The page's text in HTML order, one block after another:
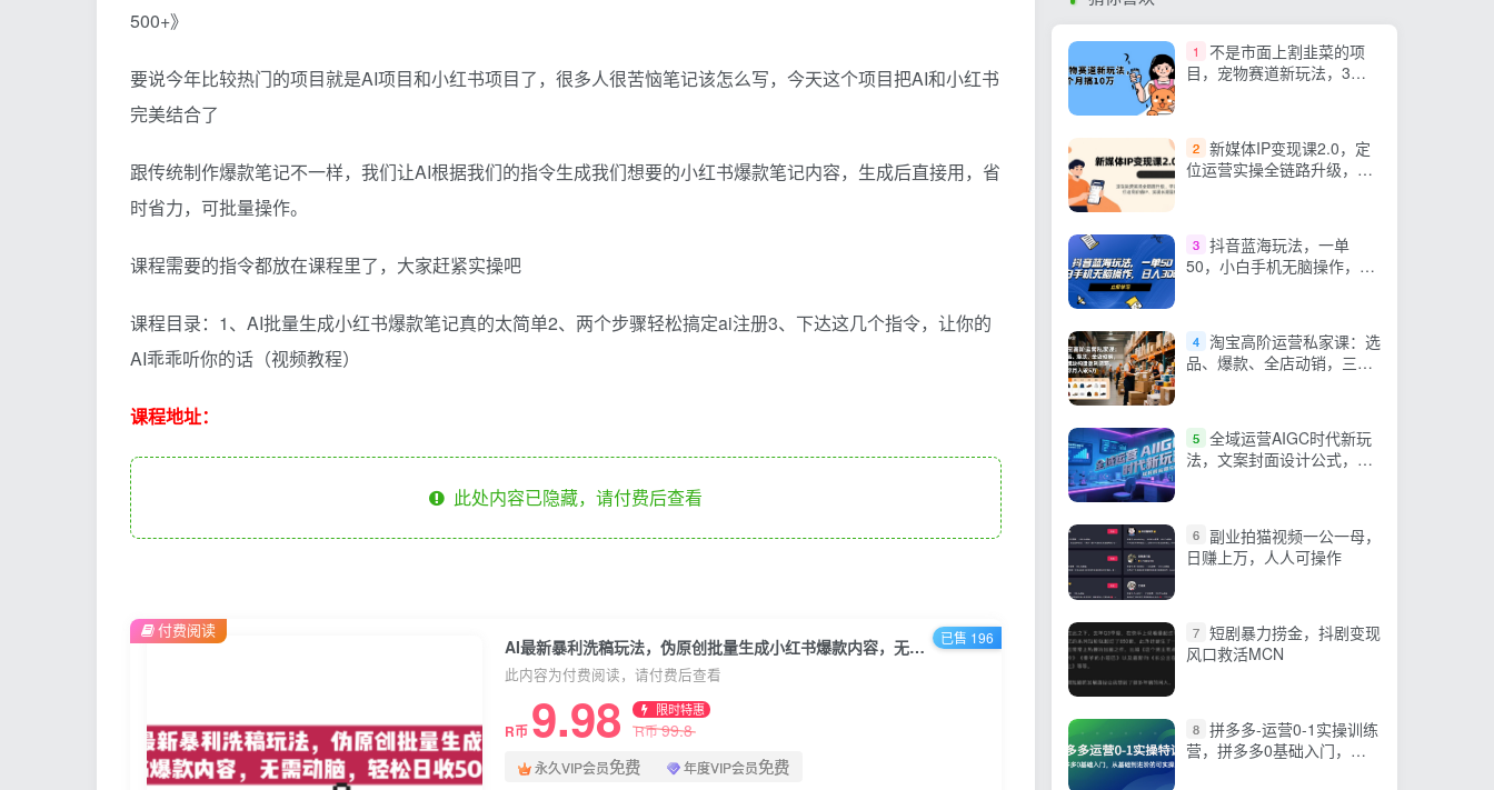
500+》
要说今年比较热门的项目就是AI项目和小红书项目了，很多人很苦恼笔记该怎么写，今天这个项目把AI和小红书
完美结合了
跟传统制作爆款笔记不一样，我们让AI根据我们的指令生成我们想要的小红书爆款笔记内容，生成后直接用，省
时省力，可批量操作。
课程需要的指令都放在课程里了，大家赶紧实操吧
课程目录：1、AI批量生成小红书爆款笔记真的太简单2、两个步骤轻松搞定ai注册3、下达这几个指令，让你的
AI乖乖听你的话（视频教程）
课程地址：
此处内容已隐藏，请付费后查看
AI最新暴利洗稿玩法，伪原创批量生成小红书爆款内容，无需动脑，日收500+
此内容为付费阅读，请付费后查看
R币 9.98 限时特惠
R币99.8
永久VIP会员免费 年度VIP会员免费
付费阅读 已售 196
1
不是市面上割韭菜的项
目，宠物赛道新玩法，3个
2 新媒体IP变现课2.0，定
位运营实操全链路升级，学
3 抖音蓝海玩法，一单
50，小白手机无脑操作，日
4 淘宝高阶运营私家课：选
品、爆款、全店动销，三模
5 全域运营AIGC时代新玩
法，文案封面设计公式，短
6 副业拍猫视频一公一母，
日赚上万，人人可操作
7 短剧暴力捞金，抖剧变现
风口救活MCN
8 拼多多-运营0-1实操训练
营，拼多多0基础入门，从